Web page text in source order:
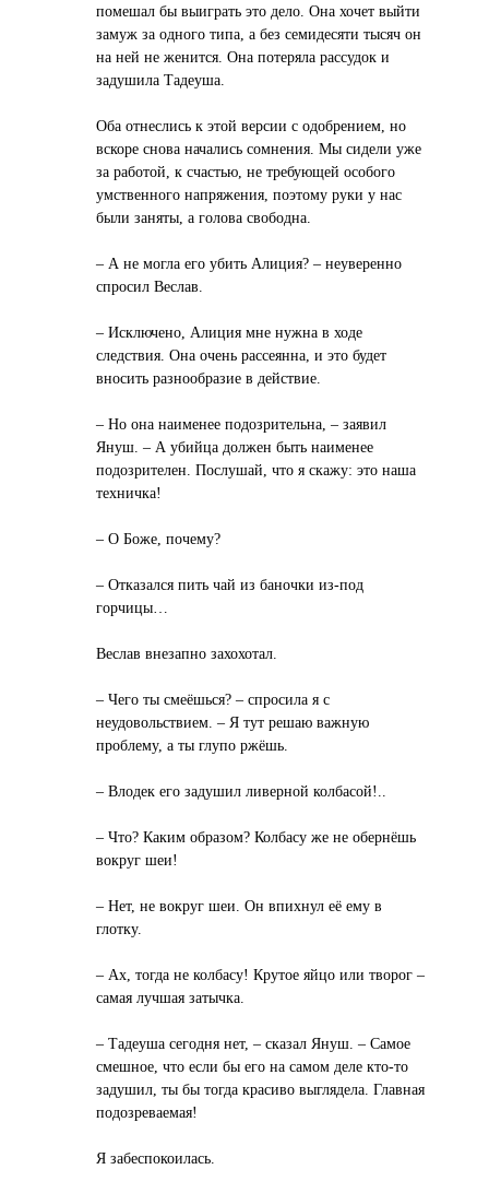
помешал бы выиграть это дело. Она хочет выйти
замуж за одного типа, а без семидесяти тысяч он
на ней не женится. Она потеряла рассудок и
задушила Тадеуша.
Оба отнеслись к этой версии с одобрением, но
вскоре снова начались сомнения. Мы сидели уже
за работой, к счастью, не требующей особого
умственного напряжения, поэтому руки у нас
были заняты, а голова свободна.
– А не могла его убить Алиция? – неуверенно
спросил Веслав.
– Исключено, Алиция мне нужна в ходе
следствия. Она очень рассеянна, и это будет
вносить разнообразие в действие.
– Но она наименее подозрительна, – заявил
Януш. – А убийца должен быть наименее
подозрителен. Послушай, что я скажу: это наша
техничка!
– О Боже, почему?
– Отказался пить чай из баночки из-под
горчицы…
Веслав внезапно захохотал.
– Чего ты смеёшься? – спросила я с
неудовольствием. – Я тут решаю важную
проблему, а ты глупо ржёшь.
– Влодек его задушил ливерной колбасой!..
– Что? Каким образом? Колбасу же не обернёшь
вокруг шеи!
– Нет, не вокруг шеи. Он впихнул её ему в
глотку.
– Ах, тогда не колбасу! Крутое яйцо или творог –
самая лучшая затычка.
– Тадеуша сегодня нет, – сказал Януш. – Самое
смешное, что если бы его на самом деле кто-то
задушил, ты бы тогда красиво выглядела. Главная
подозреваемая!
Я забеспокоилась.